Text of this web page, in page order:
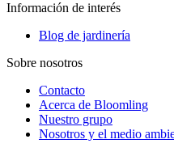
Información de interés
Blog de jardinería
Sobre nosotros
Contacto
Acerca de Bloomling
Nuestro grupo
Nosotros y el medio